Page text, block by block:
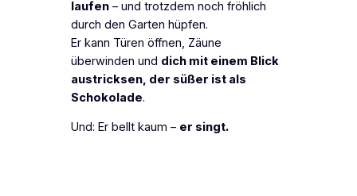
laufen– und trotzdem noch fröhlich
durch den Garten hüpfen.
Er kann Türen öffnen, Zäune
überwinden und dich mit einem Blick
austricksen, der süßer ist als
Schokolade.
Und: Er bellt kaum – er singt.